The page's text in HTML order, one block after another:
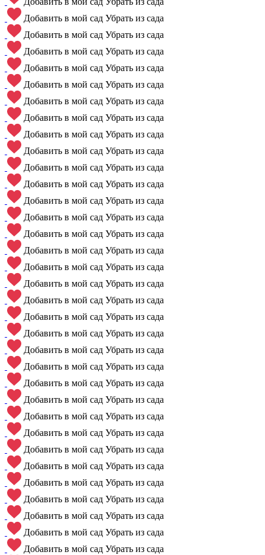
Добавить в мой сад Убрать из сада
Добавить в мой сад Убрать из сада
Добавить в мой сад Убрать из сада
Добавить в мой сад Убрать из сада
Добавить в мой сад Убрать из сада
Добавить в мой сад Убрать из сада
Добавить в мой сад Убрать из сада
Добавить в мой сад Убрать из сада
Добавить в мой сад Убрать из сада
Добавить в мой сад Убрать из сада
Добавить в мой сад Убрать из сада
Добавить в мой сад Убрать из сада
Добавить в мой сад Убрать из сада
Добавить в мой сад Убрать из сада
Добавить в мой сад Убрать из сада
Добавить в мой сад Убрать из сада
Добавить в мой сад Убрать из сада
Добавить в мой сад Убрать из сада
Добавить в мой сад Убрать из сада
Добавить в мой сад Убрать из сада
Добавить в мой сад Убрать из сада
Добавить в мой сад Убрать из сада
Добавить в мой сад Убрать из сада
Добавить в мой сад Убрать из сада
Добавить в мой сад Убрать из сада
Добавить в мой сад Убрать из сада
Добавить в мой сад Убрать из сада
Добавить в мой сад Убрать из сада
Добавить в мой сад Убрать из сада
Добавить в мой сад Убрать из сада
Добавить в мой сад Убрать из сада
Добавить в мой сад Убрать из сада
Добавить в мой сад Убрать из сада